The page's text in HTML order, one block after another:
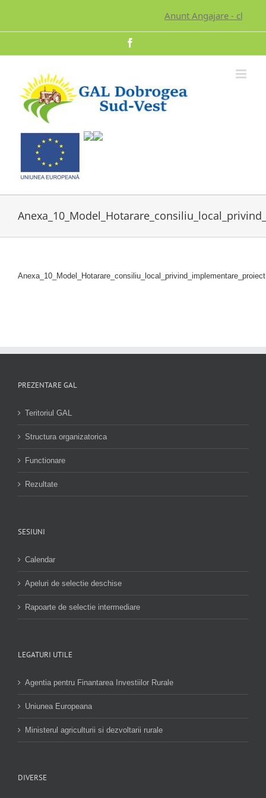
Anunt Angajare - click
Anexa_10_Model_Hotarare_consiliu_local_privind_implementare_proiect
PREZENTARE GAL
Teritoriul GAL
Structura organizatorica
Functionare
Rezultate
SESIUNI
Calendar
Apeluri de selectie deschise
Rapoarte de selectie intermediare
LEGATURI UTILE
Agentia pentru Finantarea Investiilor Rurale
Uniunea Europeana
Ministerul agriculturii si dezvoltarii rurale
DIVERSE